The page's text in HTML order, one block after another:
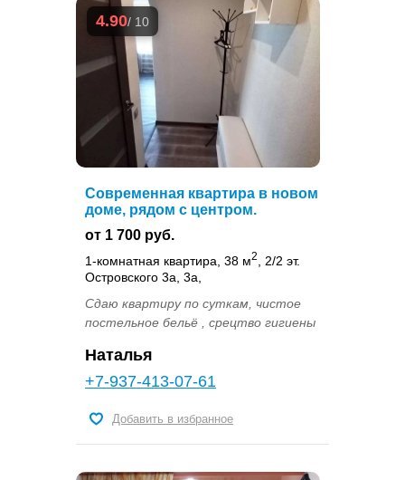
4.90/ 10
Современная квартира в новом
доме, рядом с центром.
от 1 700 руб.
1-комнатная квартира, 38 м2
, 2/2 эт.
Островского 3а, 3а,
Сдаю квартиру по суткам, чистое
постельное бельё , срецтво гигиены
Наталья
+7-937-413-07-61
Добавить в избранное